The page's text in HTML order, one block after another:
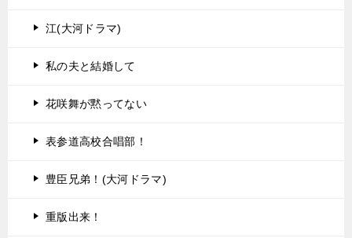
江(大河ドラマ)
私の夫と結婚して
花咲舞が黙ってない
表参道高校合唱部！
豊臣兄弟！(大河ドラマ)
重版出来！